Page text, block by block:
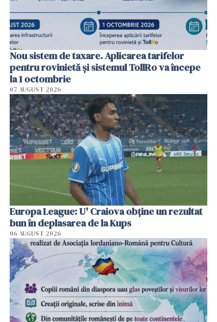
Nou sistem de taxare. Aplicarea tarifelor
pentru rovinietă şi sistemul TollRo va începe
la 1 octombrie
07 AUGUST 2026
Europa League: U' Craiova obține un rezultat
bun în deplasarea de la Kups
06 AUGUST 2026